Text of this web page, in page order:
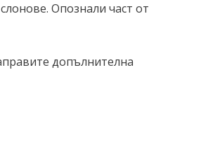
Опознали част от
допълнителна